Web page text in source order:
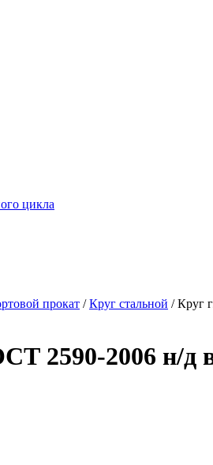
цикла
прокат /Круг стальной / Круг
2590-2006 н/д